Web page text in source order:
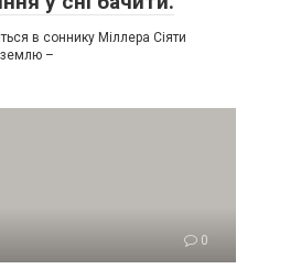
в соннику Міллера Сіяти
землю –
0